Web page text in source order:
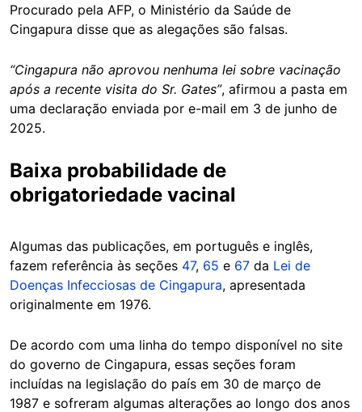
Procurado pela AFP, o Ministério da Saúde de
Cingapura disse que as alegações são falsas.
“Cingapura não aprovou nenhuma lei sobre vacinação
após a recente visita do Sr. Gates”, afirmou a pasta em
uma declaração enviada por e-mail em 3 de junho de
2025.
Baixa probabilidade de
obrigatoriedade vacinal
Algumas das publicações, em português e inglês,
fazem referência às seções 47, 65 e 67 da Lei de
Doenças Infecciosas de Cingapura, apresentada
originalmente em 1976.
De acordo com uma linha do tempo disponível no site
do governo de Cingapura, essas seções foram
incluídas na legislação do país em 30 de março de
1987 e sofreram algumas alterações ao longo dos anos